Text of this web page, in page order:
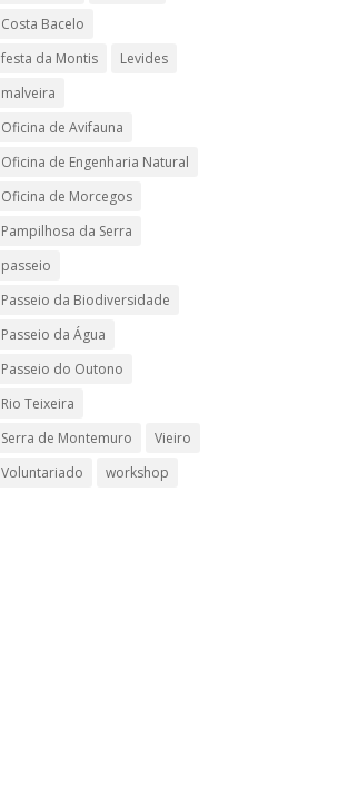
Costa Bacelo
festa da Montis
Levides
malveira
Oficina de Avifauna
Oficina de Engenharia Natural
Oficina de Morcegos
Pampilhosa da Serra
passeio
Passeio da Biodiversidade
Passeio da Água
Passeio do Outono
Rio Teixeira
Serra de Montemuro
Vieiro
Voluntariado
workshop